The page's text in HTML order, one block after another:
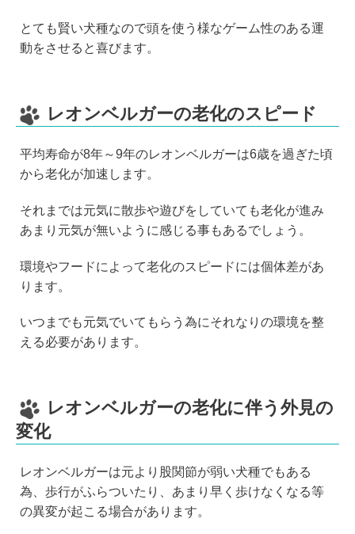
とても賢い犬種なので頭を使う様なゲーム性のある運
動をさせると喜びます。
レオンベルガーの老化のスピード
平均寿命が8年～9年のレオンベルガーは6歳を過ぎた頃
から老化が加速します。
それまでは元気に散歩や遊びをしていても老化が進み
あまり元気が無いように感じる事もあるでしょう。
環境やフードによって老化のスピードには個体差があ
ります。
いつまでも元気でいてもらう為にそれなりの環境を整
える必要があります。
レオンベルガーの老化に伴う外見の
変化
レオンベルガーは元より股関節が弱い犬種でもある
為、歩行がふらついたり、あまり早く歩けなくなる等
の異変が起こる場合があります。